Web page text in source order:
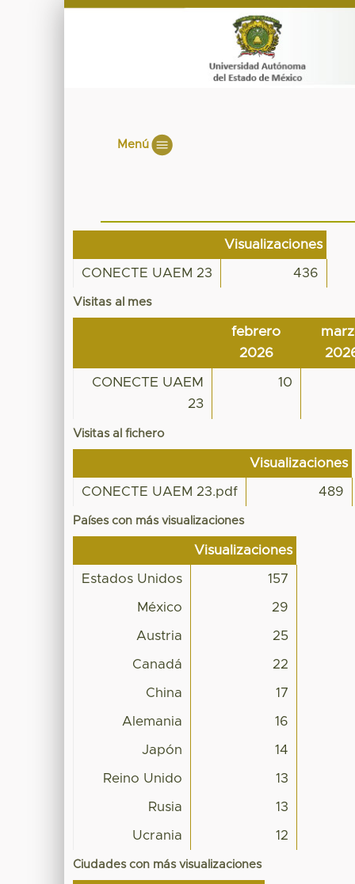
Menú
Visualizaciones
CONECTE UAEM 23 436
Visitas al mes
febrero
2026
CONECTE UAEM
23
10
Visitas al fichero
Visualizaciones
CONECTE UAEM 23.pdf 489
Países con más visualizaciones
Visualizaciones
Estados Unidos 157
México 29
Austria 25
Canadá 22
China 17
Alemania 16
Japón 14
Reino Unido 13
Rusia 13
Ucrania 12
Ciudades con más visualizaciones